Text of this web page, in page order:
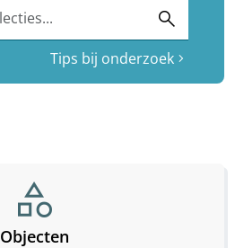
search
Tips bij onderzoek chevron_right
category
Objecten